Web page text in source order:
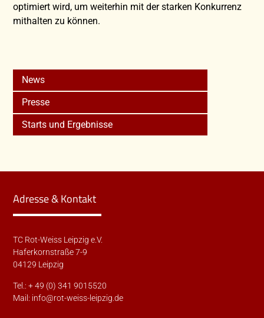
optimiert wird, um weiterhin mit der starken Konkurrenz
mithalten zu können.
News
Presse
Starts und Ergebnisse
Adresse & Kontakt
TC Rot-Weiss Leipzig e.V.
Haferkornstraße 7-9
04129 Leipzig
Tel.: + 49 (0) 341 9015520
Mail: info@rot-weiss-leipzig.de